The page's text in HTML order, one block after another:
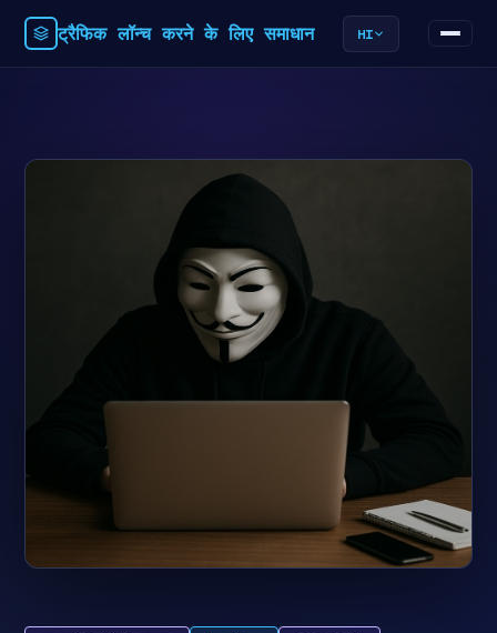
ट्रैफिक लॉन्च करने के लिए समाधान HI